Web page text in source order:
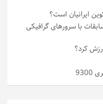
ایرانیان است؟
با سرورهای گرافیکی
کرد؟